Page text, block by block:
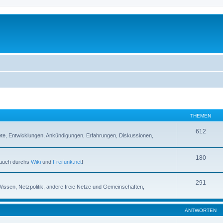
THEMEN
Entwicklungen, Ankündigungen, Erfahrungen, Diskussionen,
612
durchs Wiki und Freifunk.net!
180
Netzpolitik, andere freie Netze und Gemeinschaften,
291
ANTWORTEN